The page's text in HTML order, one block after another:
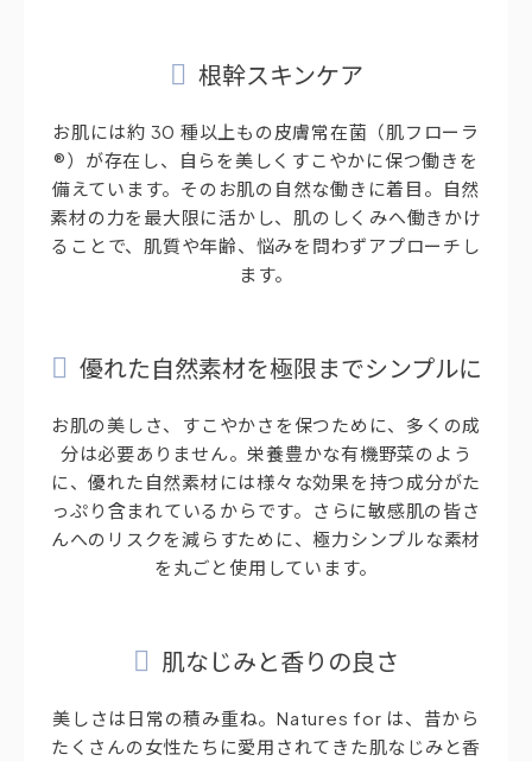
根幹スキンケア
お肌には約 30 種以上もの皮膚常在菌（肌フローラ
®）が存在し、自らを美しくすこやかに保つ働きを
備えています。そのお肌の自然な働きに着目。自然
素材の力を最大限に活かし、肌のしくみへ働きかけ
ることで、肌質や年齢、悩みを問わずアプローチし
ます。
優れた自然素材を極限までシンプルに
お肌の美しさ、すこやかさを保つために、多くの成
分は必要ありません。栄養豊かな有機野菜のよう
に、優れた自然素材には様々な効果を持つ成分がた
っぷり含まれているからです。さらに敏感肌の皆さ
んへのリスクを減らすために、極力シンプルな素材
を丸ごと使用しています。
肌なじみと香りの良さ
美しさは日常の積み重ね。Natures for は、昔から
たくさんの女性たちに愛用されてきた肌なじみと香